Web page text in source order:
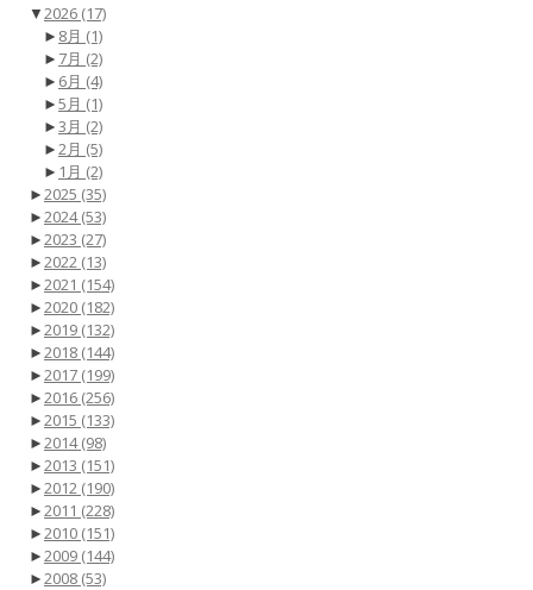
▼2026 (17)
► 8月 (1)
► 7月 (2)
► 6月 (4)
►5月 (1)
►3月 (2)
►2月 (5)
► 1月 (2)
►2025 (35)
►2024(53)
►2023 (27)
►2022 (13)
►2021 (154)
►2020 (182)
►2019 (132)
►2018 (144)
►2017 (199)
►2016 (256)
►2015 (133)
►2014(98)
►2013 (151)
►2012 (190)
►2011 (228)
►2010 (151)
►2009 (144)
►2008 (53)